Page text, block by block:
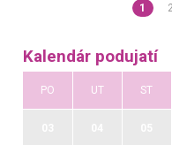
1 2
Kalendár podujatí
PO UT ST